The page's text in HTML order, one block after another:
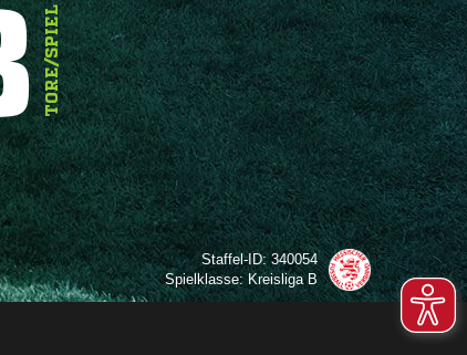
TORE/SPIEL
Staffel-ID: 340054
Spielklasse: Kreisliga B